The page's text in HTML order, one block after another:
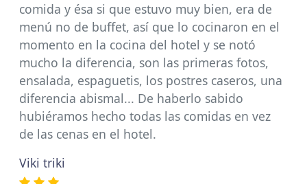
comida y ésa si que estuvo muy bien, era de
menú no de buffet, así que lo cocinaron en el
momento en la cocina del hotel y se notó
mucho la diferencia, son las primeras fotos,
ensalada, espaguetis, los postres caseros, una
diferencia abismal... De haberlo sabido
hubiéramos hecho todas las comidas en vez
de las cenas en el hotel.
Viki triki